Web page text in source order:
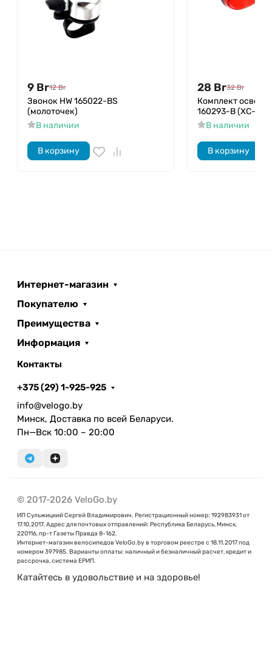
9 Br12 Br
Звонок HW 165022-BS
(молоточек)
В наличии
В корзину
28 Br32 Br
Комплект
160293-B (XC-
В наличии
В корзину
Интернет-магазин
Покупателю
Преимущества
Информация
Контакты
+375 (29) 1-925-925
info@velogo.by
Минск, Доставка по всей Беларуси.
Пн—Вск 10:00 – 20:00
© 2017-2026 VeloGo.by
ИП Сульжицкий Сергей Владимирович. Регистрационный номер: 192983931 от
17.10.2017. Адрес для почтовых отправлений: Республика Беларусь, Минск,
220116, пр-т Газеты Правда 8-162.
Интернет-магазин велосипедов VeloGo.by в торговом реестре с 18.11.2017 под
номером 397985. Варианты оплаты: наличный и безналичный расчет, кредит и
рассрочка, система ЕРИП.
Катайтесь в удовольствие и на здоровье!